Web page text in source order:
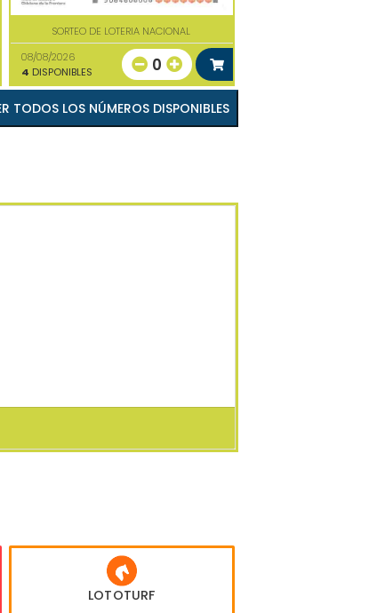
SORTEO DE LOTERIA NACIONAL
08/08/2026
4 DISPONIBLES 0
VER TODOS LOS NÚMEROS DISPONIBLES
LOTOTURF